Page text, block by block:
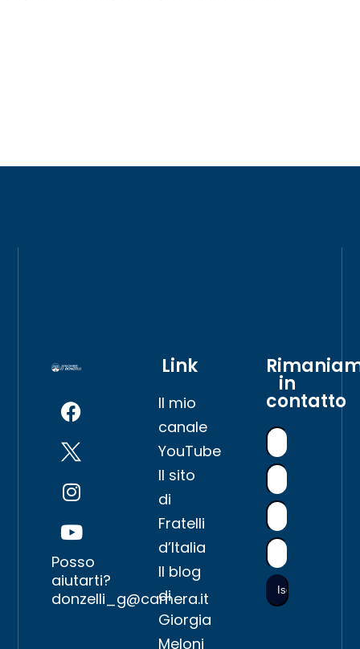
Posso
aiutarti?
donzelli_g@camera.it
Link
Il mio
canale
YouTube
Il sito
di
Fratelli
d’Italia
Il blog
di
Giorgia
Meloni
in
contatto